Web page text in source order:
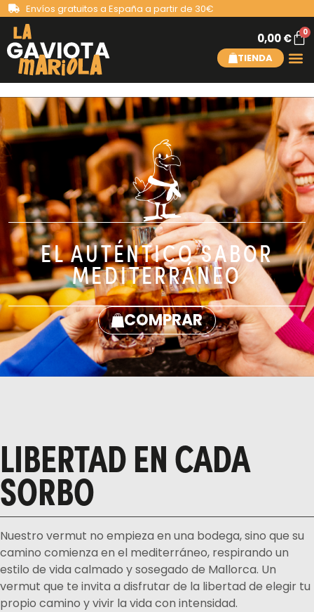
Envíos gratuitos a España a partir de 30€
0,00€ 0
TIENDA
EL AUTÉNTICO SABOR
MEDITERRÁNEO
COMPRAR
LIBERTAD EN CADA
SORBO
Nuestro vermut no empieza en una bodega, sino que su
camino comienza en el mediterráneo, respirando un
estilo de vida calmado y sosegado de Mallorca. Un
vermut que te invita a disfrutar de la libertad de elegir tu
propio camino y vivir la vida con intensidad.